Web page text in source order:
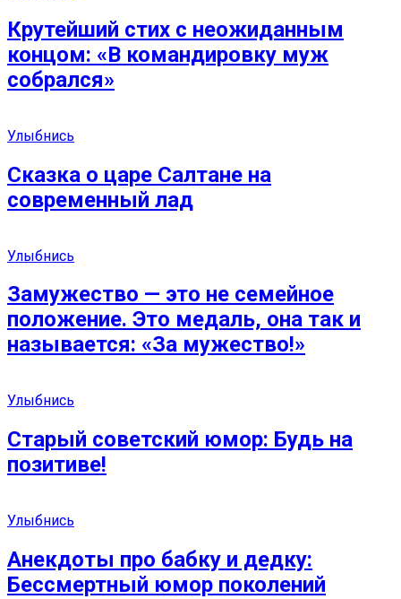
Крутейший стих с неожиданным
концом: «В командировку муж
собрался»
Улыбнись
Сказка о царе Салтане на
современный лад
Улыбнись
Замужество — это не семейное
положение. Это медаль, она так и
называется: «За мужество!»
Улыбнись
Старый советский юмор: Будь на
позитиве!
Улыбнись
Анекдоты про бабку и дедку:
Бессмертный юмор поколений